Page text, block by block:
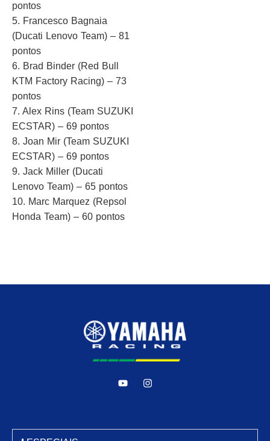
pontos
5. Francesco Bagnaia
(Ducati Lenovo Team) – 81
pontos
6. Brad Binder (Red Bull
KTM Factory Racing) – 73
pontos
7. Alex Rins (Team SUZUKI
ECSTAR) – 69 pontos
8. Joan Mir (Team SUZUKI
ECSTAR) – 69 pontos
9. Jack Miller (Ducati
Lenovo Team) – 65 pontos
10. Marc Marquez (Repsol
Honda Team) – 60 pontos